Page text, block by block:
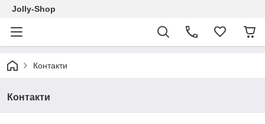
Jolly-Shop
Контакти
Контакти